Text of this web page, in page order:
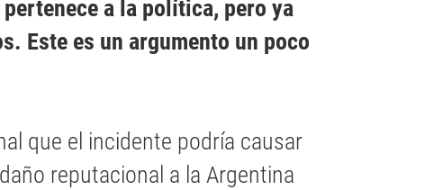
a la política, pero ya
Este es un argumento un poco
que el incidente podría causar
reputacional a la Argentina